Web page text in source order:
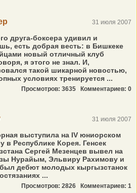
31 июля 2007
друга-боксера удивил и
есть добрая весть: в Бишкеке
новый отличный клуб
я этого не знал. И,
такой шикарной новостью,
условиях тренируется ...
Просмотров: 3635 Комментариев: 0
31 июля 2007
выступила на IV юниорском
в Республике Корея. Генсек
Сергей Мезенцев вывел на
Нурайым, Эльвиру Рахимову и
дебют молодых кыргызстанок
...
Просмотров: 2826 Комментариев: 1